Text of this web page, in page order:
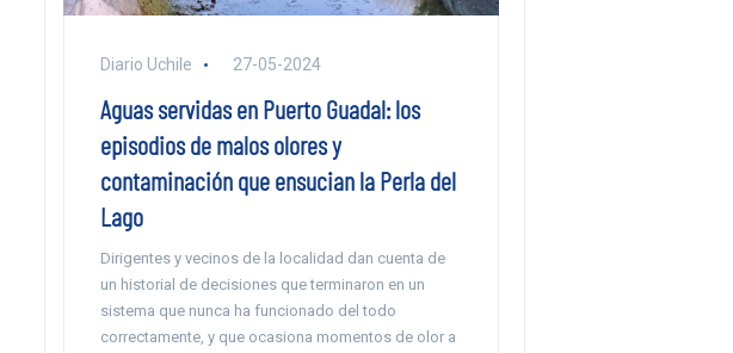
Diario Uchile 27-05-2024
Aguas servidas en Puerto Guadal: los
episodios de malos olores y
contaminación que ensucian la Perla del
Lago
Dirigentes y vecinos de la localidad dan cuenta de
un historial de decisiones que terminaron en un
sistema que nunca ha funcionado del todo
correctamente, y que ocasiona momentos de olor a